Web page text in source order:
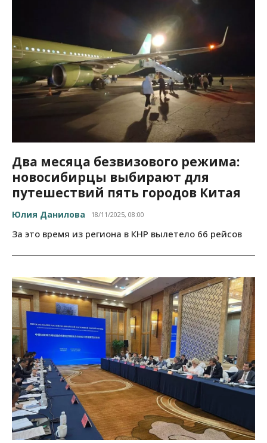
Два месяца безвизового режима:
новосибирцы выбирают для
путешествий пять городов Китая
Юлия Данилова 18/11/2025, 08:00
За это время из региона в КНР вылетело 66 рейсов